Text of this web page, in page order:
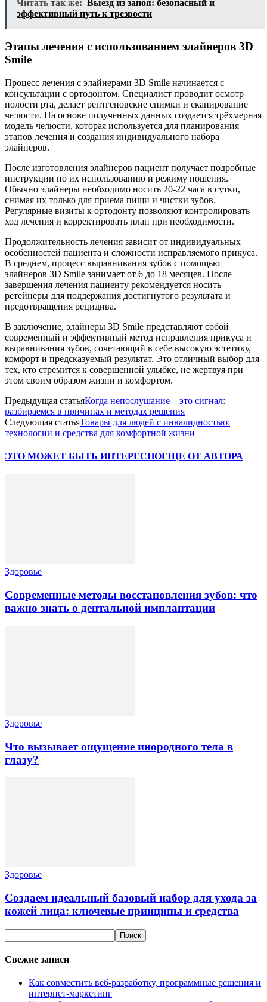
Читать так же: Выезд из запоя: безопасный и
эффективный путь к трезвости
Этапы лечения с использованием элайнеров 3D
Smile
Процесс лечения с элайнерами 3D Smile начинается с
консультации с ортодонтом. Специалист проводит осмотр
полости рта, делает рентгеновские снимки и сканирование
челюсти. На основе полученных данных создается трёхмерная
модель челюсти, которая используется для планирования
этапов лечения и создания индивидуального набора
элайнеров.
После изготовления элайнеров пациент получает подробные
инструкции по их использованию и режиму ношения.
Обычно элайнеры необходимо носить 20-22 часа в сутки,
снимая их только для приема пищи и чистки зубов.
Регулярные визиты к ортодонту позволяют контролировать
ход лечения и корректировать план при необходимости.
Продолжительность лечения зависит от индивидуальных
особенностей пациента и сложности исправляемого прикуса.
В среднем, процесс выравнивания зубов с помощью
элайнеров 3D Smile занимает от 6 до 18 месяцев. После
завершения лечения пациенту рекомендуется носить
ретейнеры для поддержания достигнутого результата и
предотвращения рецидива.
В заключение, элайнеры 3D Smile представляют собой
современный и эффективный метод исправления прикуса и
выравнивания зубов, сочетающий в себе высокую эстетику,
комфорт и предсказуемый результат. Это отличный выбор для
тех, кто стремится к совершенной улыбке, не жертвуя при
этом своим образом жизни и комфортом.
Предыдущая статьяКогда непослушание – это сигнал:
разбираемся в причинах и методах решения
Следующая статьяТовары для людей с инвалидностью:
технологии и средства для комфортной жизни
ЭТО МОЖЕТ БЫТЬ ИНТЕРЕСНОЕЩЕ ОТ АВТОРА
Здоровье
Современные методы восстановления зубов: что
важно знать о дентальной имплантации
Здоровье
Что вызывает ощущение инородного тела в
глазу?
Здоровье
Создаем идеальный базовый набор для ухода за
кожей лица: ключевые принципы и средства
Свежие записи
Как совместить веб-разработку, программные решения и
интернет-маркетинг